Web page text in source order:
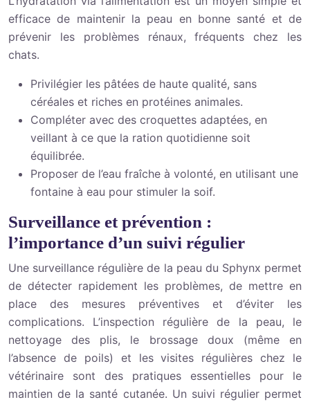
efficace de maintenir la peau en bonne santé et de
prévenir les problèmes rénaux, fréquents chez les
chats.
Privilégier les pâtées de haute qualité, sans
céréales et riches en protéines animales.
Compléter avec des croquettes adaptées, en
veillant à ce que la ration quotidienne soit
équilibrée.
Proposer de l’eau fraîche à volonté, en utilisant une
fontaine à eau pour stimuler la soif.
Surveillance et prévention :
l’importance d’un suivi régulier
Une surveillance régulière de la peau du Sphynx permet
de détecter rapidement les problèmes, de mettre en
place des mesures préventives et d’éviter les
complications. L’inspection régulière de la peau, le
nettoyage des plis, le brossage doux (même en
l’absence de poils) et les visites régulières chez le
vétérinaire sont des pratiques essentielles pour le
maintien de la santé cutanée. Un suivi régulier permet